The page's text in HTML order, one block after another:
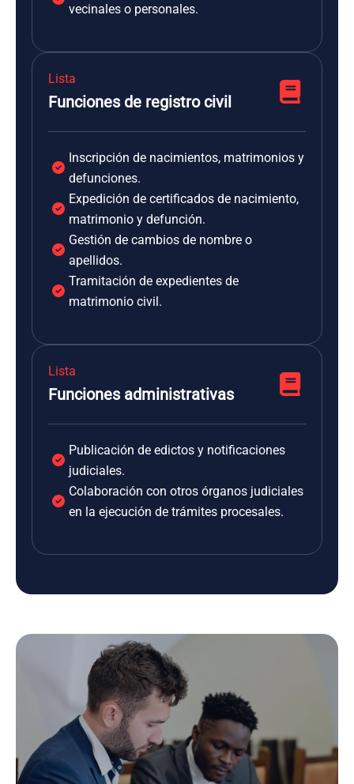
vecinales o personales.
Lista
Funciones de registro civil
Inscripción de nacimientos, matrimonios y
defunciones.
Expedición de certificados de nacimiento,
matrimonio y defunción.
Gestión de cambios de nombre o
apellidos.
Tramitación de expedientes de
matrimonio civil.
Lista
Funciones administrativas
Publicación de edictos y notificaciones
judiciales.
Colaboración con otros órganos judiciales
en la ejecución de trámites procesales.